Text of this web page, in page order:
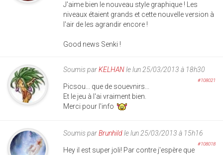
J'aime bien le nouveau style graphique ! Les
niveaux étaient grands et cette nouvelle version à
l'air de les agrandir encore !
Good news Senki !
Soumis parKELHANle lun 25/03/2013 à 18h30
#108021
Picsou... que de souevnirs...
Et le jeu à l'ai vraiment bien.
Merci pour l'info
Soumis parBrunhildle lun 25/03/2013 à 15h16
#108018
Hey il est super joli! Par contre j'espère que